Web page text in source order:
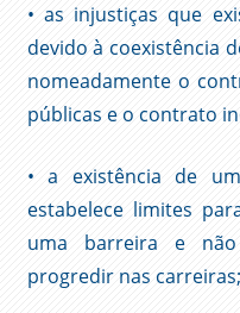
• as injustiças que
devido à coexistência
nomeadamente o
públicas e o contrato
• a existência de
estabelece limites
uma barreira e
progredir nas carreiras;